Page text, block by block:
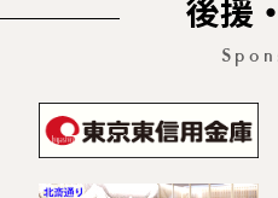
後援